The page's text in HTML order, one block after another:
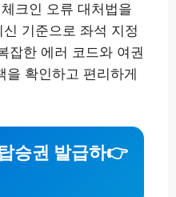
크인 오류 대처법을
기준으로 좌석 지정
잡한 에러 코드와 여권
을 확인하고 편리하게
승권 발급하👉